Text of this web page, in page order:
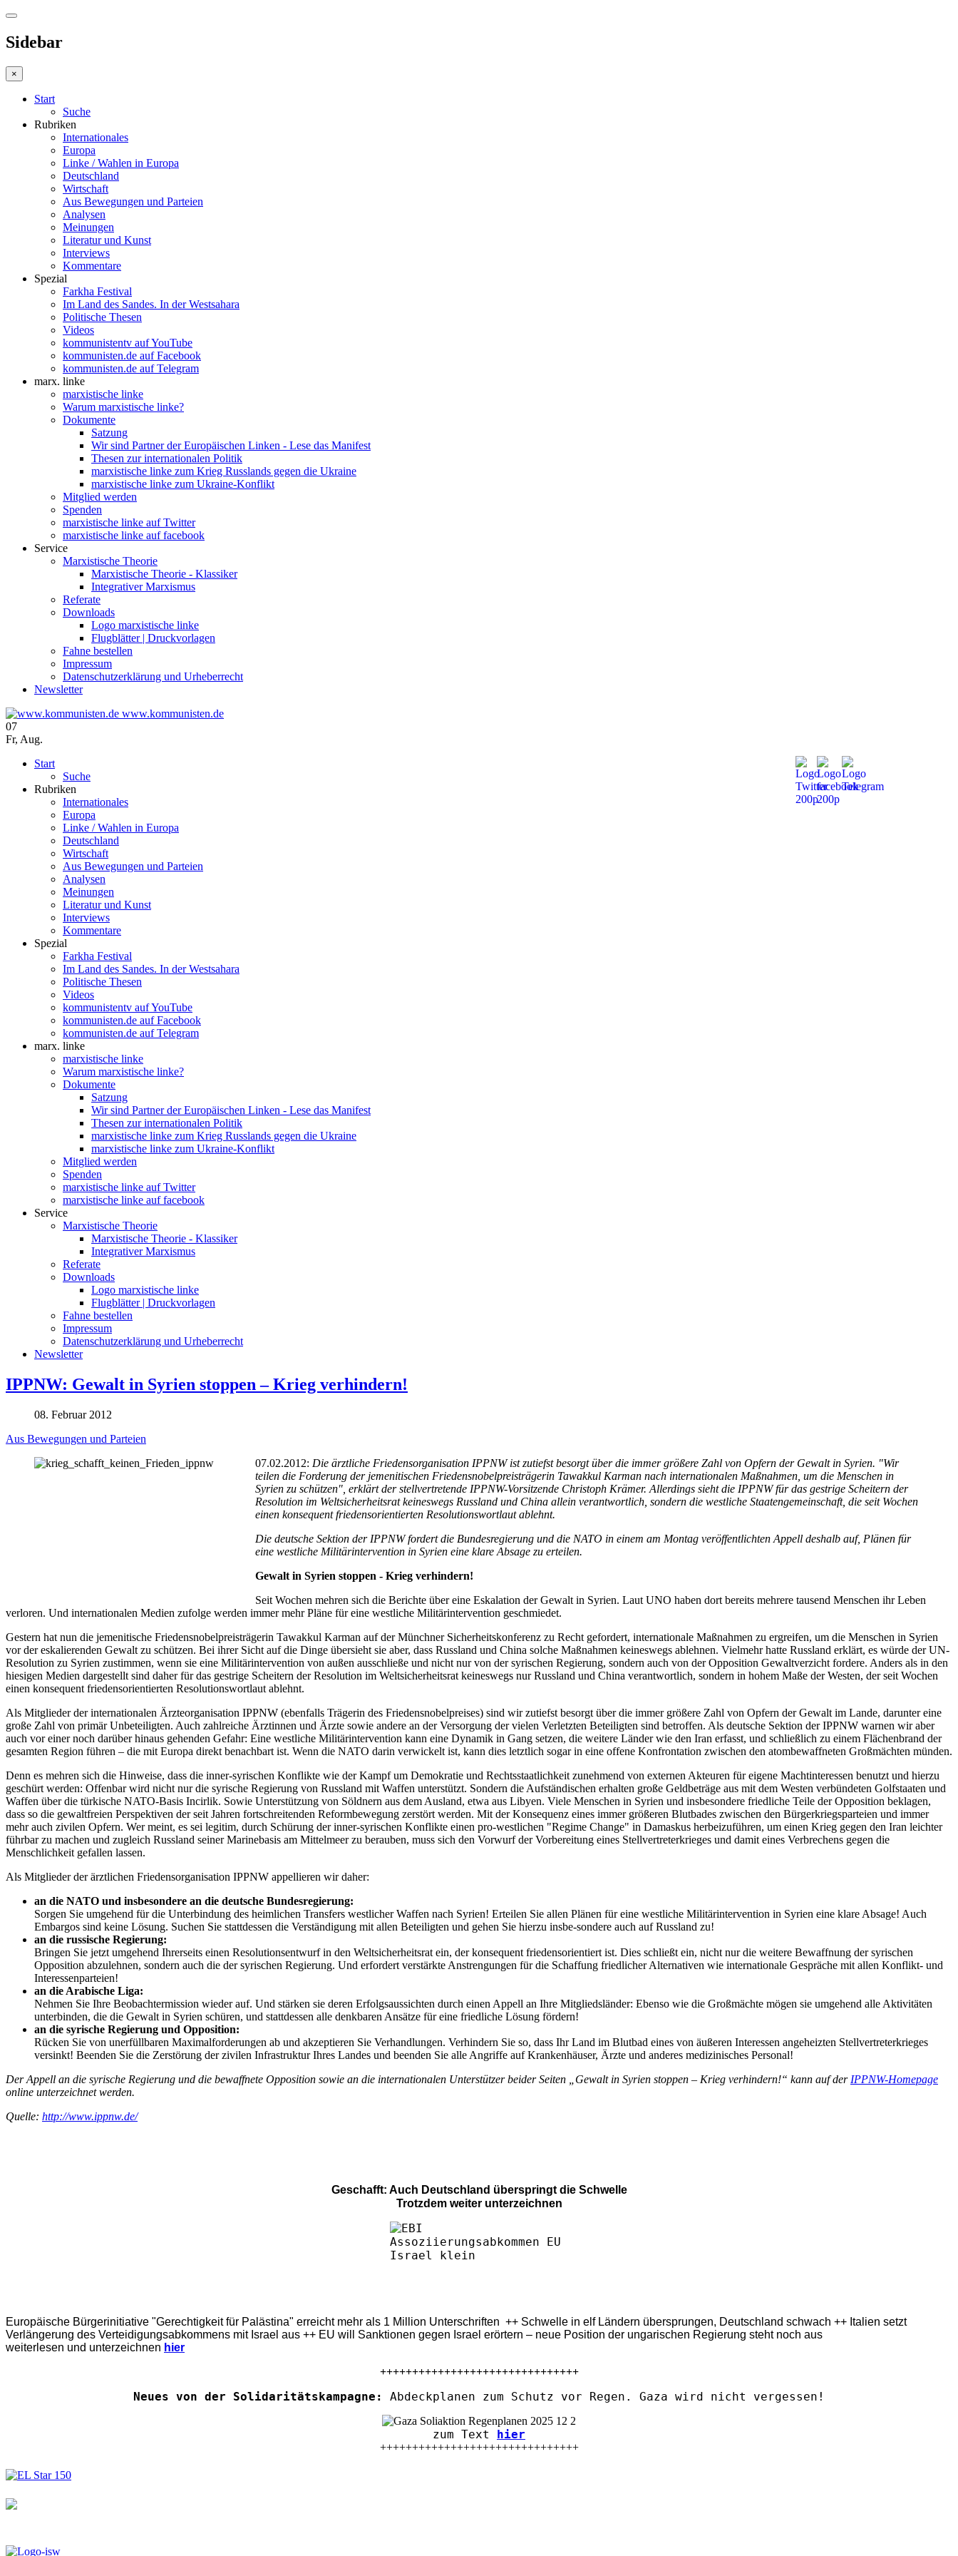
Sidebar
×
Start
Suche
Rubriken
Internationales
Europa
Linke / Wahlen in Europa
Deutschland
Wirtschaft
Aus Bewegungen und Parteien
Analysen
Meinungen
Literatur und Kunst
Interviews
Kommentare
Spezial
Farkha Festival
Im Land des Sandes. In der Westsahara
Politische Thesen
Videos
kommunistentv auf YouTube
kommunisten.de auf Facebook
kommunisten.de auf Telegram
marx. linke
marxistische linke
Warum marxistische linke?
Dokumente
Satzung
Wir sind Partner der Europäischen Linken - Lese das Manifest
Thesen zur internationalen Politik
marxistische linke zum Krieg Russlands gegen die Ukraine
marxistische linke zum Ukraine-Konflikt
Mitglied werden
Spenden
marxistische linke auf Twitter
marxistische linke auf facebook
Service
Marxistische Theorie
Marxistische Theorie - Klassiker
Integrativer Marxismus
Referate
Downloads
Logo marxistische linke
Flugblätter | Druckvorlagen
Fahne bestellen
Impressum
Datenschutzerklärung und Urheberrecht
Newsletter
www.kommunisten.de
07
Fr, Aug.
Start
Suche
Rubriken
Internationales
Europa
Linke / Wahlen in Europa
Deutschland
Wirtschaft
Aus Bewegungen und Parteien
Analysen
Meinungen
Literatur und Kunst
Interviews
Kommentare
Spezial
Farkha Festival
Im Land des Sandes. In der Westsahara
Politische Thesen
Videos
kommunistentv auf YouTube
kommunisten.de auf Facebook
kommunisten.de auf Telegram
marx. linke
marxistische linke
Warum marxistische linke?
Dokumente
Satzung
Wir sind Partner der Europäischen Linken - Lese das Manifest
Thesen zur internationalen Politik
marxistische linke zum Krieg Russlands gegen die Ukraine
marxistische linke zum Ukraine-Konflikt
Mitglied werden
Spenden
marxistische linke auf Twitter
marxistische linke auf facebook
Service
Marxistische Theorie
Marxistische Theorie - Klassiker
Integrativer Marxismus
Referate
Downloads
Logo marxistische linke
Flugblätter | Druckvorlagen
Fahne bestellen
Impressum
Datenschutzerklärung und Urheberrecht
Newsletter
IPPNW: Gewalt in Syrien stoppen – Krieg verhindern!
08. Februar 2012
Aus Bewegungen und Parteien
07.02.2012: Die ärztliche Friedensorganisation IPPNW ist zutiefst besorgt über die immer größere Zahl von Opfern der Gewalt in Syrien. "Wir
teilen die Forderung der jemenitischen Friedensnobelpreisträgerin Tawakkul Karman nach internationalen Maßnahmen, um die Menschen in
Syrien zu schützen", erklärt der stellvertretende IPPNW-Vorsitzende Christoph Krämer. Allerdings sieht die IPPNW für das gestrige Scheitern der
Resolution im Weltsicherheitsrat keineswegs Russland und China allein verantwortlich, sondern die westliche Staatengemeinschaft, die seit Wochen
einen konsequent friedensorientierten Resolutionswortlaut ablehnt.
Die deutsche Sektion der IPPNW fordert die Bundesregierung und die NATO in einem am Montag veröffentlichten Appell deshalb auf, Plänen für
eine westliche Militärintervention in Syrien eine klare Absage zu erteilen.
Gewalt in Syrien stoppen - Krieg verhindern!
Seit Wochen mehren sich die Berichte über eine Eskalation der Gewalt in Syrien. Laut UNO haben dort bereits mehrere tausend Menschen ihr Leben
verloren. Und internationalen Medien zufolge werden immer mehr Pläne für eine westliche Militärintervention geschmiedet.
Gestern hat nun die jemenitische Friedensnobelpreisträgerin Tawakkul Karman auf der Münchner Sicherheitskonferenz zu Recht gefordert, internationale Maßnahmen zu ergreifen, um die Menschen in Syrien
vor der eskalierenden Gewalt zu schützen. Bei ihrer Sicht auf die Dinge übersieht sie aber, dass Russland und China solche Maßnahmen keineswegs ablehnen. Vielmehr hatte Russland erklärt, es würde der UN-
Resolution zu Syrien zustimmen, wenn sie eine Militärintervention von außen ausschließe und nicht nur von der syrischen Regierung, sondern auch von der Opposition Gewaltverzicht fordere. Anders als in den
hiesigen Medien dargestellt sind daher für das gestrige Scheitern der Resolution im Weltsicherheitsrat keineswegs nur Russland und China verantwortlich, sondern in hohem Maße der Westen, der seit Wochen
einen konsequent friedensorientierten Resolutionswortlaut ablehnt.
Als Mitglieder der internationalen Ärzteorganisation IPPNW (ebenfalls Trägerin des Friedensnobelpreises) sind wir zutiefst besorgt über die immer größere Zahl von Opfern der Gewalt im Lande, darunter eine
große Zahl von primär Unbeteiligten. Auch zahlreiche Ärztinnen und Ärzte sowie andere an der Versorgung der vielen Verletzten Beteiligten sind betroffen. Als deutsche Sektion der IPPNW warnen wir aber
auch vor einer noch darüber hinaus gehenden Gefahr: Eine westliche Militärintervention kann eine Dynamik in Gang setzen, die weitere Länder wie den Iran erfasst, und schließlich zu einem Flächenbrand der
gesamten Region führen – die mit Europa direkt benachbart ist. Wenn die NATO darin verwickelt ist, kann dies letztlich sogar in eine offene Konfrontation zwischen den atombewaffneten Großmächten münden.
Denn es mehren sich die Hinweise, dass die inner-syrischen Konflikte wie der Kampf um Demokratie und Rechtsstaatlichkeit zunehmend von externen Akteuren für eigene Machtinteressen benutzt und hierzu
geschürt werden: Offenbar wird nicht nur die syrische Regierung von Russland mit Waffen unterstützt. Sondern die Aufständischen erhalten große Geldbeträge aus mit dem Westen verbündeten Golfstaaten und
Waffen über die türkische NATO-Basis Incirlik. Sowie Unterstützung von Söldnern aus dem Ausland, etwa aus Libyen. Viele Menschen in Syrien und insbesondere friedliche Teile der Opposition beklagen,
dass so die gewaltfreien Perspektiven der seit Jahren fortschreitenden Reformbewegung zerstört werden. Mit der Konsequenz eines immer größeren Blutbades zwischen den Bürgerkriegsparteien und immer
mehr auch zivilen Opfern. Wer meint, es sei legitim, durch Schürung der inner-syrischen Konflikte einen pro-westlichen "Regime Change" in Damaskus herbeizuführen, um einen Krieg gegen den Iran leichter
führbar zu machen und zugleich Russland seiner Marinebasis am Mittelmeer zu berauben, muss sich den Vorwurf der Vorbereitung eines Stellvertreterkrieges und damit eines Verbrechens gegen die
Menschlichkeit gefallen lassen.
Als Mitglieder der ärztlichen Friedensorganisation IPPNW appellieren wir daher:
an die NATO und insbesondere an die deutsche Bundesregierung:
Sorgen Sie umgehend für die Unterbindung des heimlichen Transfers westlicher Waffen nach Syrien! Erteilen Sie allen Plänen für eine westliche Militärintervention in Syrien eine klare Absage! Auch
Embargos sind keine Lösung. Suchen Sie stattdessen die Verständigung mit allen Beteiligten und gehen Sie hierzu insbe-sondere auch auf Russland zu!
an die russische Regierung:
Bringen Sie jetzt umgehend Ihrerseits einen Resolutionsentwurf in den Weltsicherheitsrat ein, der konsequent friedensorientiert ist. Dies schließt ein, nicht nur die weitere Bewaffnung der syrischen
Opposition abzulehnen, sondern auch die der syrischen Regierung. Und erfordert verstärkte Anstrengungen für die Schaffung friedlicher Alternativen wie internationale Gespräche mit allen Konflikt- und
Interessenparteien!
an die Arabische Liga:
Nehmen Sie Ihre Beobachtermission wieder auf. Und stärken sie deren Erfolgsaussichten durch einen Appell an Ihre Mitgliedsländer: Ebenso wie die Großmächte mögen sie umgehend alle Aktivitäten
unterbinden, die die Gewalt in Syrien schüren, und stattdessen alle denkbaren Ansätze für eine friedliche Lösung fördern!
an die syrische Regierung und Opposition:
Rücken Sie von unerfüllbaren Maximalforderungen ab und akzeptieren Sie Verhandlungen. Verhindern Sie so, dass Ihr Land im Blutbad eines von äußeren Interessen angeheizten Stellvertreterkrieges
versinkt! Beenden Sie die Zerstörung der zivilen Infrastruktur Ihres Landes und beenden Sie alle Angriffe auf Krankenhäuser, Ärzte und anderes medizinisches Personal!
Der Appell an die syrische Regierung und die bewaffnete Opposition sowie an die internationalen Unterstützer beider Seiten „Gewalt in Syrien stoppen – Krieg verhindern!“ kann auf der IPPNW-Homepage
online unterzeichnet werden.
Quelle: http://www.ippnw.de/
Geschafft: Auch Deutschland überspringt die Schwelle
Trotzdem weiter unterzeichnen
Europäische Bürgerinitiative "Gerechtigkeit für Palästina" erreicht mehr als 1 Million Unterschriften ++ Schwelle in elf Ländern übersprungen, Deutschland schwach ++ Italien setzt
Verlängerung des Verteidigungsabkommens mit Israel aus ++ EU will Sanktionen gegen Israel erörtern – neue Position der ungarischen Regierung steht noch aus
weiterlesen und unterzeichnen hier
+++++++++++++++++++++++++++++++
Neues von der Solidaritätskampagne: Abdeckplanen zum Schutz vor Regen. Gaza wird nicht vergessen!
zum Text hier
+++++++++++++++++++++++++++++++